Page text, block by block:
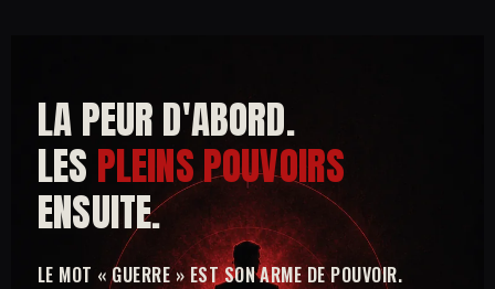
LA PEUR D'ABORD.
LES PLEINS POUVOIRS
ENSUITE.
LE MOT « GUERRE » EST SON ARME DE POUVOIR.